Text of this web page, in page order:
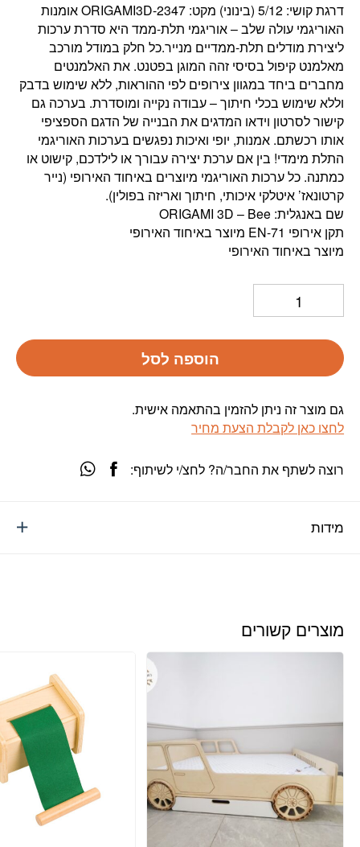
דרגת קושי: 5/12 (בינוני) מקט: ORIGAMI3D-2347 אומנות
האוריגמי עולה שלב – אוריגמי תלת-ממד היא סדרת ערכות
ליצירת מודלים תלת-ממדיים מנייר.כל חלק במודל מורכב
מאלמנט קיפול בסיסי זהה המוגן בפטנט. את האלמנטים
מחברים ביחד במגוון צירופים לפי ההוראות, ללא שימוש בדבק
וללא שימוש בכלי חיתוך – עבודה נקייה ומוסדרת. בערכה גם
קישור לסרטון וידאו המדגים את הבנייה של הדגם הספציפי
אותו רכשתם. אמנות, יופי ואיכות נפגשים בערכות האוריגמי
התלת מימדי! בין אם ערכת יצירה עבורך או לילדכם, קישוט או
כמתנה. כל ערכות האוריגמי מיוצרים באיחוד האירופי (נייר
קרטונאז’ איטלקי איכותי, חיתוך ואריזה בפולין).
שם באנגלית: ORIGAMI 3D – Bee
תקן אירופי EN-71 מיוצר באיחוד האירופי
מיוצר באיחוד האירופי
הוספה לסל
גם מוצר זה ניתן להזמין בהתאמה אישית.
לחצו כאן לקבלת הצעת מחיר
מידות
רוצה לשתף את החבר/ה? לחצ/י לשיתוף:
מוצרים קשורים